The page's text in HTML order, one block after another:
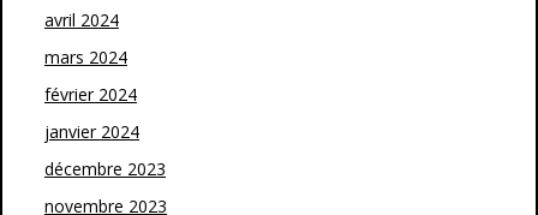
avril 2024
mars 2024
février 2024
janvier 2024
décembre 2023
novembre 2023